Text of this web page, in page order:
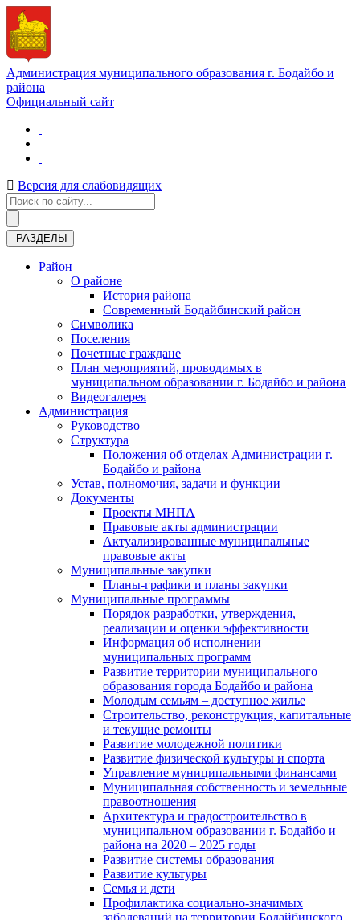
Администрация муниципального образования г. Бодайбо и
района
Официальный сайт
Версия для слабовидящих
РАЗДЕЛЫ
Район
О районе
История района
Современный Бодайбинский район
Символика
Поселения
Почетные граждане
План мероприятий, проводимых в
муниципальном образовании г. Бодайбо и района
Видеогалерея
Администрация
Руководство
Структура
Положения об отделах Администрации г.
Бодайбо и района
Устав, полномочия, задачи и функции
Документы
Проекты МНПА
Правовые акты администрации
Актуализированные муниципальные
правовые акты
Муниципальные закупки
Планы-графики и планы закупки
Муниципальные программы
Порядок разработки, утверждения,
реализации и оценки эффективности
Информация об исполнении
муниципальных программ
Развитие территории муниципального
образования города Бодайбо и района
Молодым семьям – доступное жилье
Строительство, реконструкция, капитальные
и текущие ремонты
Развитие молодежной политики
Развитие физической культуры и спорта
Управление муниципальными финансами
Муниципальная собственность и земельные
правоотношения
Архитектура и градостроительство в
муниципальном образовании г. Бодайбо и
района на 2020 – 2025 годы
Развитие системы образования
Развитие культуры
Семья и дети
Профилактика социально-значимых
заболеваний на территории Бодайбинского